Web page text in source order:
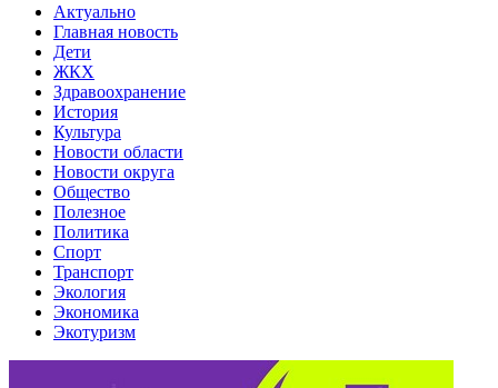
Актуально
Главная новость
Дети
ЖКХ
Здравоохранение
История
Культура
Новости области
Новости округа
Общество
Полезное
Политика
Спорт
Транспорт
Экология
Экономика
Экотуризм